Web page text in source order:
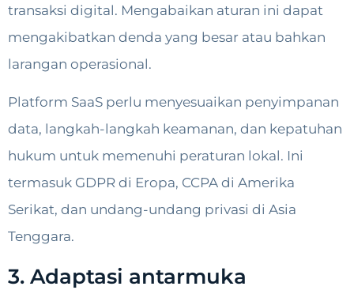
transaksi digital. Mengabaikan aturan ini dapat
mengakibatkan denda yang besar atau bahkan
larangan operasional.
Platform SaaS perlu menyesuaikan penyimpanan
data, langkah-langkah keamanan, dan kepatuhan
hukum untuk memenuhi peraturan lokal. Ini
termasuk GDPR di Eropa, CCPA di Amerika
Serikat, dan undang-undang privasi di Asia
Tenggara.
3. Adaptasi antarmuka